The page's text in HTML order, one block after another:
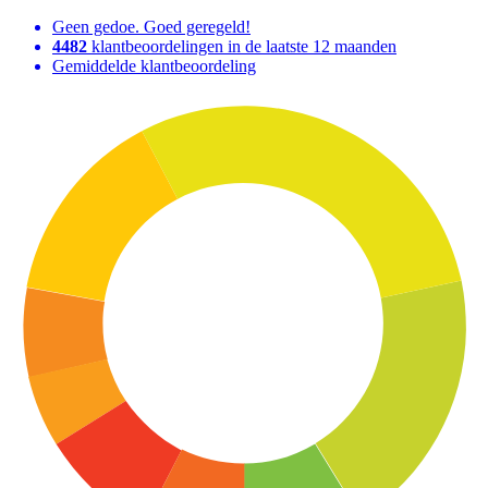
Geen gedoe. Goed geregeld!
4482 klantbeoordelingen in de laatste 12 maanden
Gemiddelde klantbeoordeling